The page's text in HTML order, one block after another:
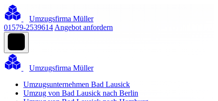
Umzugsfirma Müller
01579-2539614 Angebot anfordern
Umzugsfirma Müller
Umzugsunternehmen Bad Lausick
Umzug von Bad Lausick nach Berlin